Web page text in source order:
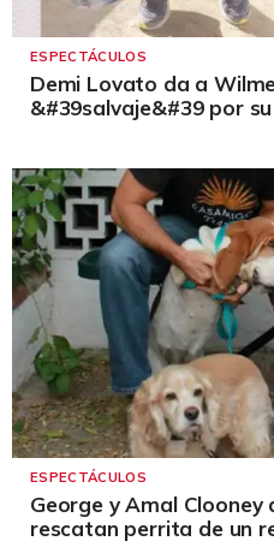
ESPECTÁCULOS
Demi Lovato da a
&#39salvaje&#39 por
ESPECTÁCULOS
George y Amal
rescatan perrita de un